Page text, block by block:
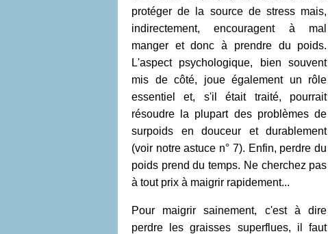
protéger de la source de stress mais,
indirectement, encouragent à mal
manger et donc à prendre du poids.
L'aspect psychologique, bien souvent
mis de côté, joue également un rôle
essentiel et, s'il était traité, pourrait
résoudre la plupart des problèmes de
surpoids en douceur et durablement
(voir notre astuce n° 7). Enfin, perdre du
poids prend du temps. Ne cherchez pas
à tout prix à maigrir rapidement...
Pour maigrir sainement, c'est à dire
perdre les graisses superflues, il faut